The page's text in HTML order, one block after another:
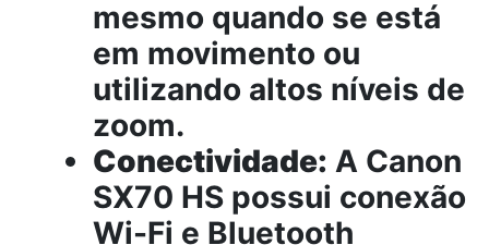
mesmo quando se está
em movimento ou
utilizando altos níveis de
zoom.
Conectividade: A Canon
SX70 HS possui conexão
Wi-Fi e Bluetooth